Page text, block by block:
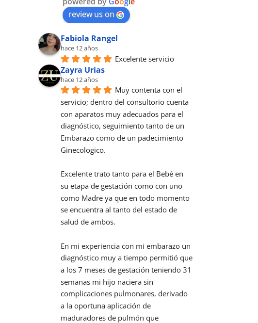
review us on
Fabiola Rangel
hace 12 años
Excelente servicio
Zayra Urias
hace 12 años
Muy contenta con el
servicio; dentro del consultorio cuenta
con aparatos muy adecuados para el
diagnóstico, seguimiento tanto de un
Embarazo como de un padecimiento
Ginecologico.
Excelente trato tanto para el Bebé en
su etapa de gestación como con uno
como Madre ya que en todo momento
se encuentra al tanto del estado de
salud de ambos.
En mi experiencia con mi embarazo un
diagnóstico muy a tiempo permitió que
a los 7 meses de gestación teniendo 31
semanas mi hijo naciera sin
complicaciones pulmonares, derivado
a la oportuna aplicación de
maduradores de pulmón que